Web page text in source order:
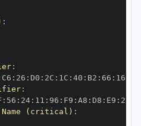
:
:
C6 : 26 : D0 : 2C : 1C : 40 : B2 : 66 : 16
:
: 56 : 24: 11 : 96 : F9 : A8 : D8 : E9 : 28
(critical) :